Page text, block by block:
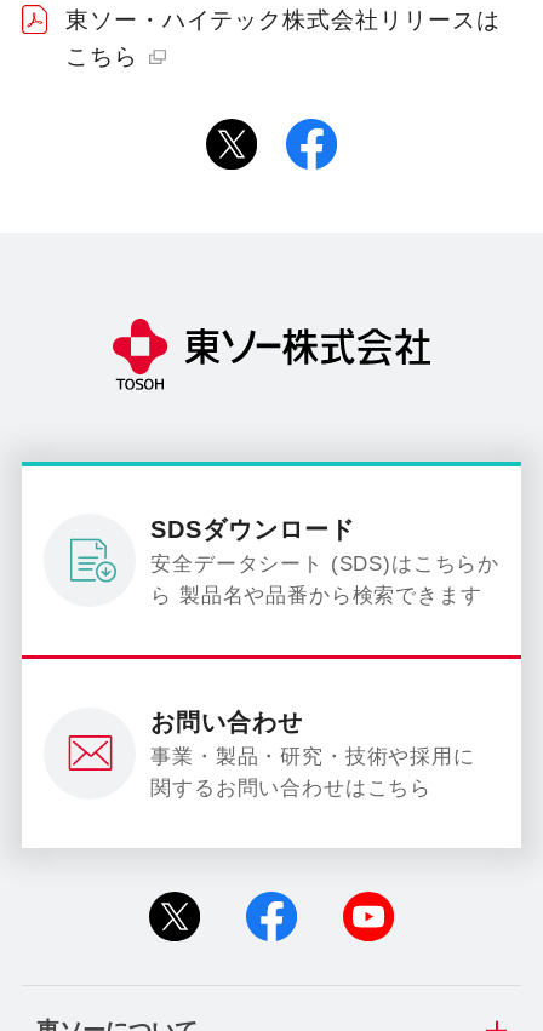
東ソー・ハイテック株式会社リリースは
こちら
SDSダウンロード
安全データシート (SDS)はこちらか
ら 製品名や品番から検索できます
お問い合わせ
事業・製品・研究・技術や採用に
関するお問い合わせはこちら